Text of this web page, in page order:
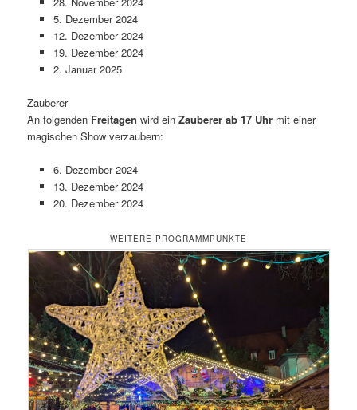
5. Dezember 2024
12. Dezember 2024
19. Dezember 2024
2. Januar 2025
Zauberer
An folgenden Freitagenwird einZauberer ab 17 Uhr mit einer
magischen Show verzaubern:
6. Dezember 2024
13. Dezember 2024
20. Dezember 2024
WEITERE PROGRAMMPUNKTE